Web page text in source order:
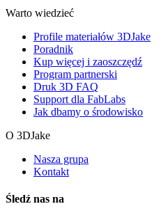
Warto wiedzieć
Profile materiałów 3DJake
Poradnik
Kup więcej i zaoszczędź
Program partnerski
Druk 3D FAQ
Support dla FabLabs
Jak dbamy o środowisko
O 3DJake
Nasza grupa
Kontakt
Śledź nas na